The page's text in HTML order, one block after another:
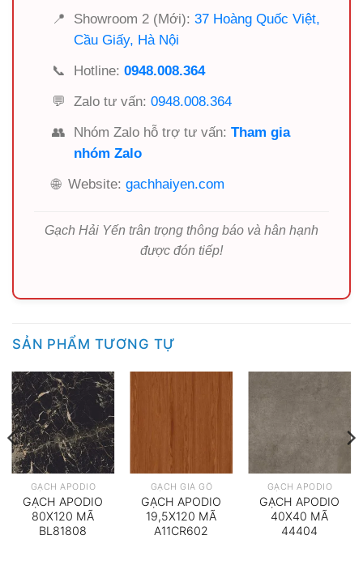
📍 Showroom 2 (Mới): 37 Hoàng Quốc Việt,
Cầu Giấy, Hà Nội
📞
Hotline: 0948.008.364
💬
Zalo tư vấn: 0948.008.364
👥
Nhóm Zalo hỗ trợ tư vấn: Tham gia
nhóm Zalo
🌐 Website: gachhaiyen.com
Gạch Hải Yến trân trọng thông báo và hân hạnh
được đón tiếp!
SẢN PHẨM TƯƠNG TỰ
GẠCH APODIO
GẠCH APODIO
80X120 MÃ
BL81808
GẠCH GIẢ GỖ
GẠCH APODIO
19,5X120 MÃ
A11CR602
GẠCH APODIO
GẠCH APODIO
40X40 MÃ
44404